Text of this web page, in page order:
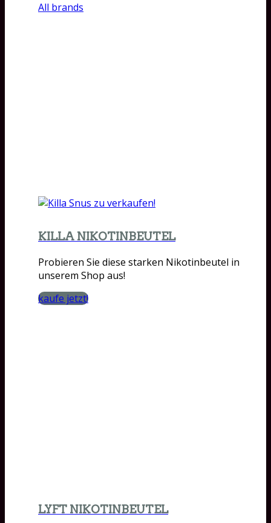
All brands
KILLA NIKOTINBEUTEL
Probieren Sie diese starken Nikotinbeutel in
unserem Shop aus!
kaufe jetzt!
LYFT NIKOTINBEUTEL